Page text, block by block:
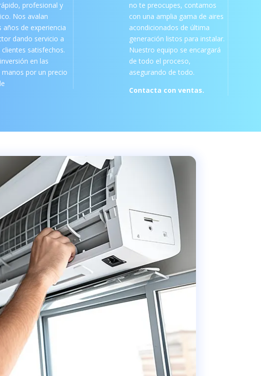
profesional y
Nos avalan
años de experiencia
dando servicio a
satisfechos.
en las
por un precio
no te preocupes, contamos
con una amplia gama de aires
acondicionados de última
generación listos para instalar.
Nuestro equipo se encargará
de todo el proceso,
asegurando de todo.
Contacta con ventas.